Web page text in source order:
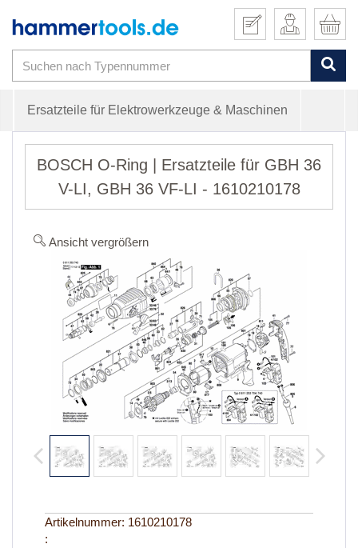
Ersatzteile für Elektrowerkzeuge & Maschinen
BOSCH O-Ring | Ersatzteile für GBH 36
V-LI, GBH 36 VF-LI - 1610210178
Ansicht vergrößern
Artikelnummer: 1610210178
: